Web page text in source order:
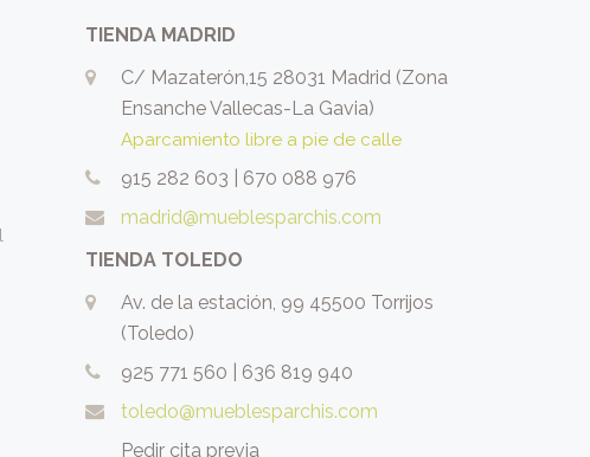
TIENDA MADRID
C/ Mazaterón,15 28031 Madrid (Zona
Ensanche Vallecas-La Gavia)
Aparcamiento libre a pie de calle
915 282 603
670 088 976
madrid@mueblesparchis.com
TIENDA TOLEDO
Av. de la estación, 99 45500 Torrijos
(Toledo)
925 771 560
636 819 940
toledo@mueblesparchis.com
Pedir cita previa